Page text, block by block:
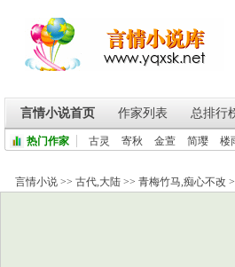
言情小说首页 作家列表 总排行
热门作家 古灵 寄秋 金萱 简璎 楼
言情小说 >> 古代,大陆 >> 青梅竹马,痴心不改